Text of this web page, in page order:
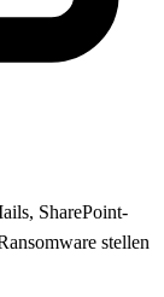
SharePoint-
stellen